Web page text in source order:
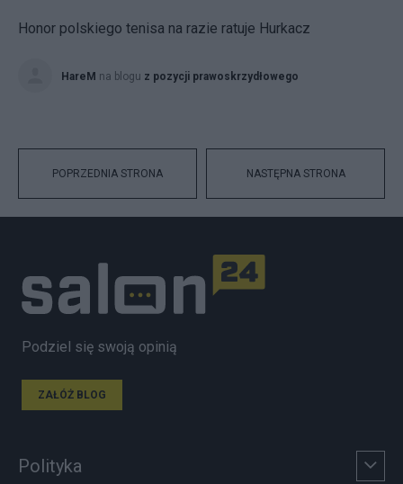
Honor polskiego tenisa na razie ratuje Hurkacz
HareM na blogu z pozycji prawoskrzydłowego
POPRZEDNIA STRONA NASTĘPNA STRONA
Podziel się swoją opinią
ZAŁÓŻ BLOG
Polityka